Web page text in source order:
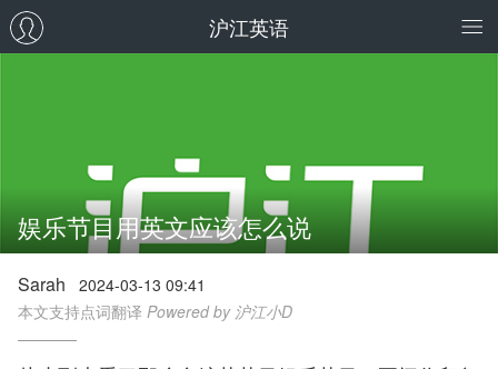
沪江英语
娱乐节目用英文应该怎么说
Sarah
2024-03-13 09:41
本文支持点词翻译 Powered by 沪江小D